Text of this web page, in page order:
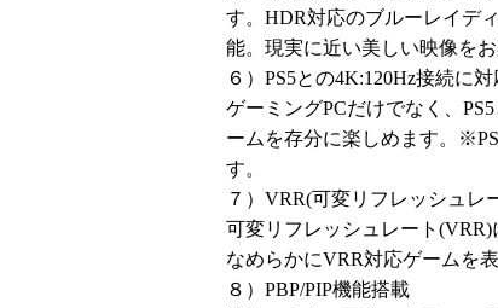
す。HDR対応のブルーレイデ
能。現実に近い美しい映像をお
６）PS5との4K:120Hz接続に対
ゲーミングPCだけでなく、
ームを存分に楽しめます。
す。
７）VRR(可変リフレッシュレ
可変リフレッシュレート
なめらかにVRR対応ゲームを表
８）PBP/PIP機能搭載